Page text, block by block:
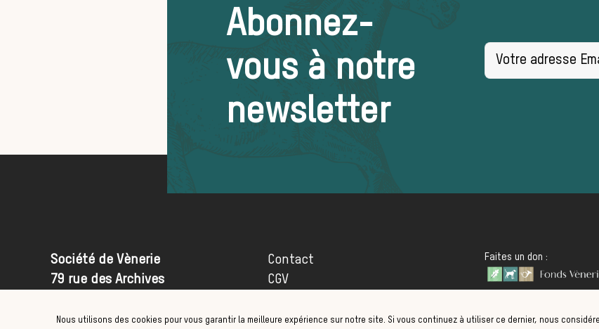
Abonnez-
vous à notre
newsletter
Société de Vènerie
79 rue des Archives
01 47 53 93 93
Contact
CGV
Faites un don :
Nous utilisons des cookies pour vous garantir la meilleure expérience sur notre site. Si vous continuez à utiliser ce dernier, nous